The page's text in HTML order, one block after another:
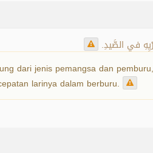
في الصَّيدِ.
dari jenis pemangsa dan
larinya dalam berburu.